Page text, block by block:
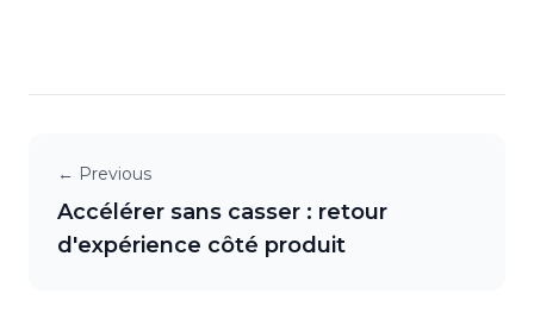
← Previous
Accélérer sans casser : retour
d'expérience côté produit